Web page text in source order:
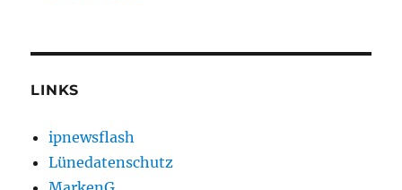
LINKS
ipnewsflash
Lünedatenschutz